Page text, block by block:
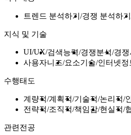
트렌드 분석하기 경쟁 분석하기
지식 및 기술
UI/UX 검색능력 경쟁분석 경쟁
사용자니즈 요소기술 인터넷정
수행태도
계량적 계획적 기술적 논리적
전략적 조직적 책임감 현실적
관련전공